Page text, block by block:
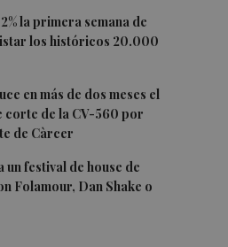
la primera semana de
los históricos 20.000
en más de dos meses el
corte de la CV-560 por
de Càrcer
un festival de house de
Folamour, Dan Shake o